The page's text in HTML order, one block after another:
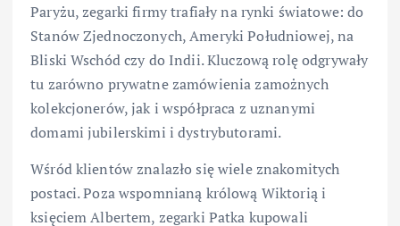
Paryżu, zegarki firmy trafiały na rynki światowe: do
Stanów Zjednoczonych, Ameryki Południowej, na
Bliski Wschód czy do Indii. Kluczową rolę odgrywały
tu zarówno prywatne zamówienia zamożnych
kolekcjonerów, jak i współpraca z uznanymi
domami jubilerskimi i dystrybutorami.
Wśród klientów znalazło się wiele znakomitych
postaci. Poza wspomnianą królową Wiktorią i
księciem Albertem, zegarki Patka kupowali